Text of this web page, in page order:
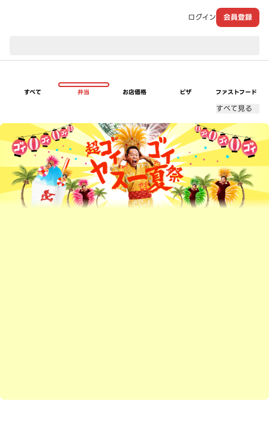
ログイン 会員登録
すべて 弁当 お店価格 ピザ ファストフード
すべて見る
超ゴイゴイヤスー夏祭